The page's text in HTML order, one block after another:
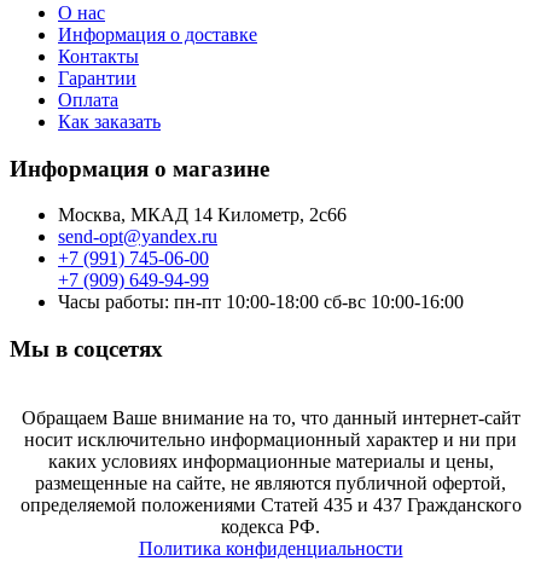
О нас
Информация о доставке
Контакты
Гарантии
Оплата
Как заказать
Информация о магазине
Москва, МКАД 14 Километр, 2с66
send-opt@yandex.ru
+7 (991) 745-06-00
+7 (909) 649-94-99
Часы работы: пн-пт 10:00-18:00 сб-вс 10:00-16:00
Мы в соцсетях
Обращаем Ваше внимание на то, что данный интернет-сайт
носит исключительно информационный характер и ни при
каких условиях информационные материалы и цены,
размещенные на сайте, не являются публичной офертой,
определяемой положениями Статей 435 и 437 Гражданского
кодекса РФ.
Политика конфиденциальности